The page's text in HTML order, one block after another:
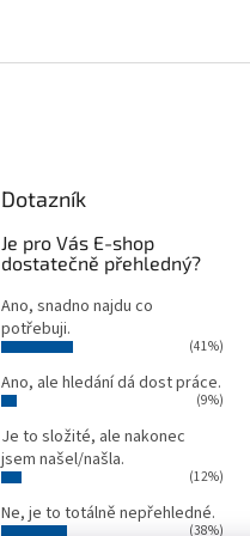
Dotazník
Je pro Vás E-shop
dostatečně přehledný?
Ano, snadno najdu co
potřebuji.
(41%)
Ano, ale hledání dá dost práce.
(9%)
Je to složité, ale nakonec
jsem našel/našla.
(12%)
Ne, je to totálně nepřehledné.
(38%)